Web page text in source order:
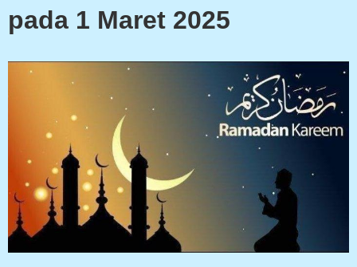
pada 1 Maret 2025